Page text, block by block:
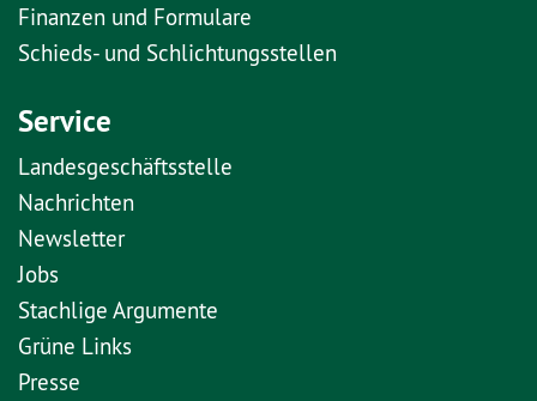
Finanzen und Formulare
Schieds- und Schlichtungsstellen
Service
Landesgeschäftsstelle
Nachrichten
Newsletter
Jobs
Stachlige Argumente
Grüne Links
Presse